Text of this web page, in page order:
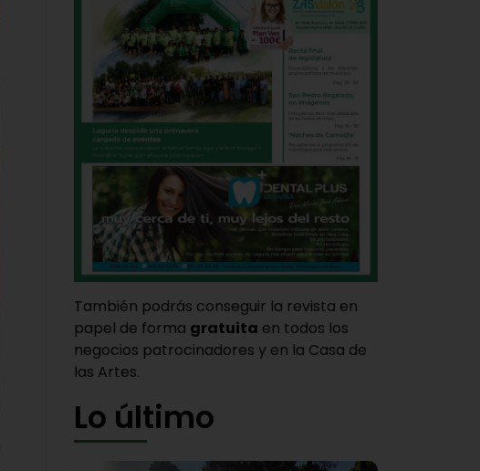
También podrás conseguir la revista en
papel de forma gratuita en todos los
negocios patrocinadores y en la Casa de
las Artes.
Lo último